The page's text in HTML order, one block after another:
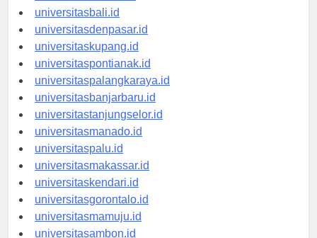
universitasbanten.id
universitasbali.id
universitasdenpasar.id
universitaskupang.id
universitaspontianak.id
universitaspalangkaraya.id
universitasbanjarbaru.id
universitastanjungselor.id
universitasmanado.id
universitaspalu.id
universitasmakassar.id
universitaskendari.id
universitasgorontalo.id
universitasmamuju.id